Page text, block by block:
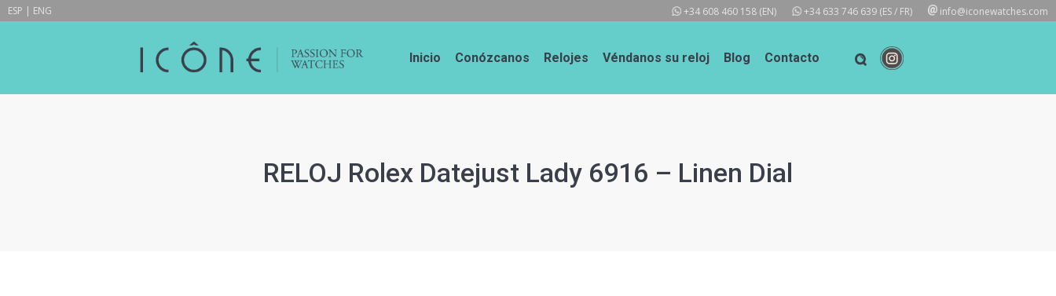
ESP | ENG info@iconewatches.com
+34 633 746 639 (ES / FR)
+34 608 460 158 (EN)
Inicio Conózcanos Relojes Véndanos su reloj Blog Contacto
RELOJ Rolex Datejust Lady 6916 – Linen Dial